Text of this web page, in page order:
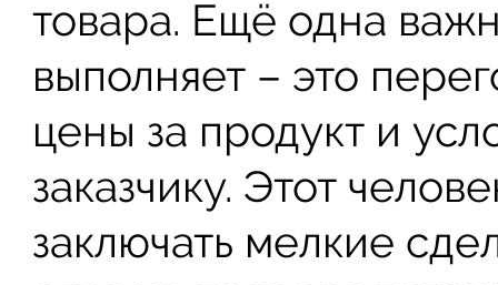
товара. Ещё одна
выполняет – это
цены за продукт и
заказчику. Этот
заключать мелкие